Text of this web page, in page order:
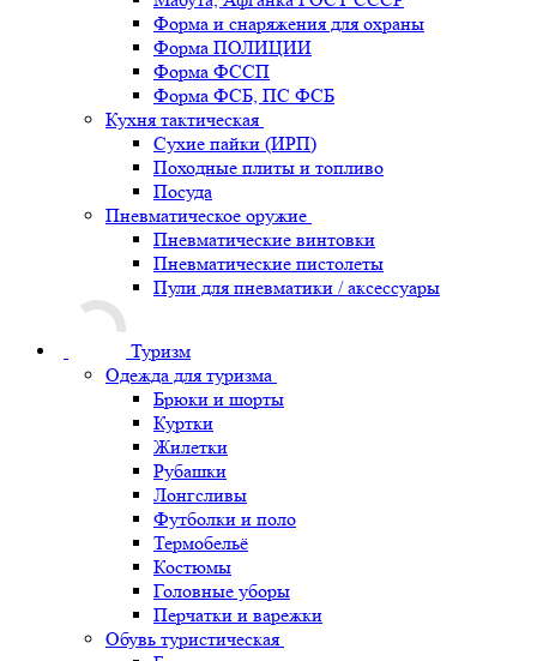
Форма и снаряжения для охраны
Форма ПОЛИЦИИ
Форма ФССП
Форма ФСБ, ПС ФСБ
Кухня тактическая
Сухие пайки (ИРП)
Походные плиты и топливо
Посуда
Пневматическое оружие
Пневматические винтовки
Пневматические пистолеты
Пули для пневматики / аксессуары
Туризм
Одежда для туризма
Брюки и шорты
Куртки
Жилетки
Рубашки
Лонгсливы
Футболки и поло
Термобельё
Костюмы
Головные уборы
Перчатки и варежки
Обувь туристическая